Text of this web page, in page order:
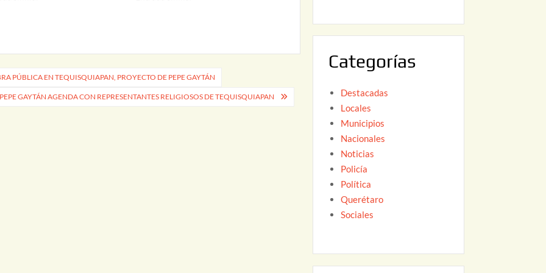
PÚBLICA EN TEQUISQUIAPAN, PROYECTO DE PEPE GAYTÁN
GAYTÁN AGENDA CON REPRESENTANTES RELIGIOSOS DE TEQUISQUIAPAN
2
Categorías
Destacadas
Locales
Municipios
Nacionales
Noticias
Policía
Política
Querétaro
Sociales